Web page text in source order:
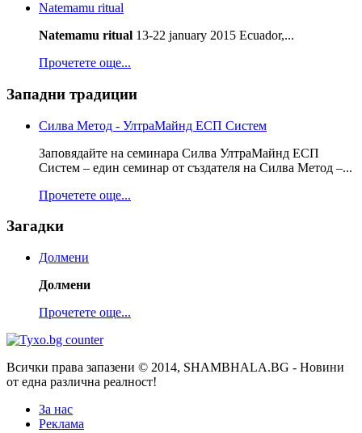
Natemamu ritual
Natemamu ritual 13-22 january 2015 Ecuador,...
Прочетете още...
Западни традиции
Силва Метод - УлтраМайнд ЕСП Систем
Заповядайте на семинара Силва УлтраМайнд ЕСП
Систем – един семинар от създателя на Силва Метод –...
Прочетете още...
Загадки
Долмени
Долмени
Прочетете още...
Всички права запазени © 2014, SHAMBHALA.BG - Новини
от една различна реалност!
За нас
Реклама